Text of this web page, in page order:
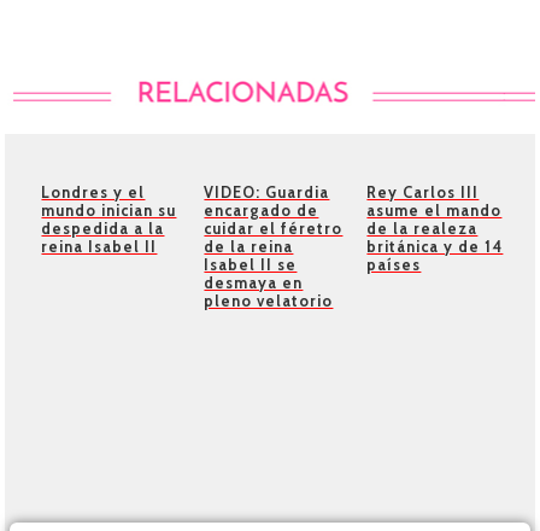
Londres y el
mundo inician su
despedida a la
reina Isabel II
VIDEO: Guardia
encargado de
cuidar el féretro
de la reina
Isabel II se
desmaya en
pleno velatorio
Rey Carlos III
asume el mando
de la realeza
británica y de 14
países